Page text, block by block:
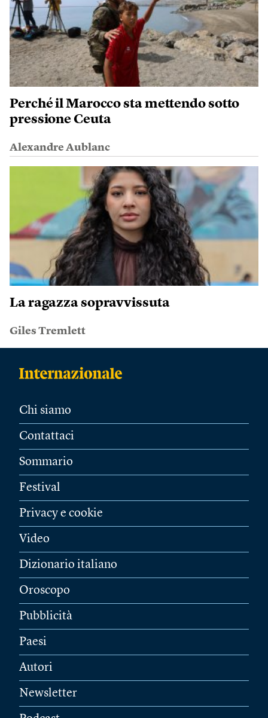
Perché il Marocco sta mettendo sotto
pressione Ceuta
Alexandre Aublanc
La ragazza sopravvissuta
Giles Tremlett
Chi siamo
Contattaci
Sommario
Festival
Privacy e cookie
Video
Dizionario italiano
Oroscopo
Pubblicità
Paesi
Autori
Newsletter